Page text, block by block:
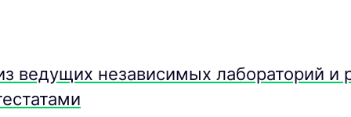
ведущих независимых лабораторий